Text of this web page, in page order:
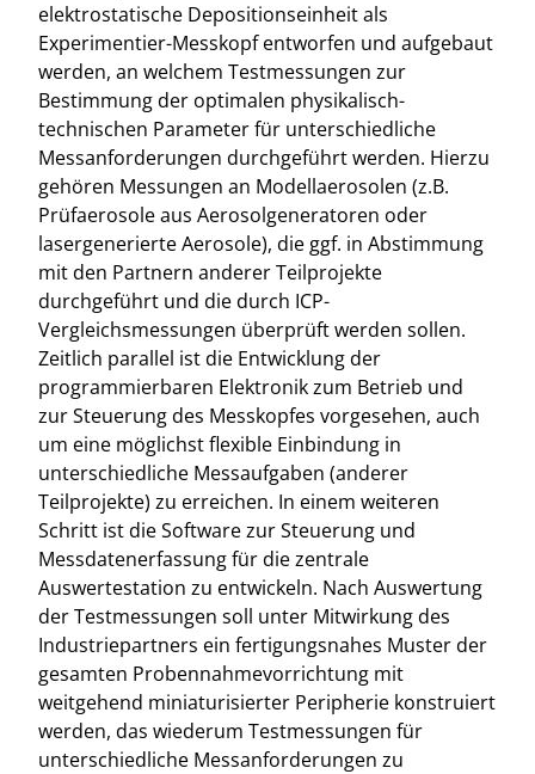
elektrostatische Depositionseinheit als
Experimentier-Messkopf entworfen und aufgebaut
werden, an welchem Testmessungen zur
Bestimmung der optimalen physikalisch-
technischen Parameter für unterschiedliche
Messanforderungen durchgeführt werden. Hierzu
gehören Messungen an Modellaerosolen (z.B.
Prüfaerosole aus Aerosolgeneratoren oder
lasergenerierte Aerosole), die ggf. in Abstimmung
mit den Partnern anderer Teilprojekte
durchgeführt und die durch ICP-
Vergleichsmessungen überprüft werden sollen.
Zeitlich parallel ist die Entwicklung der
programmierbaren Elektronik zum Betrieb und
zur Steuerung des Messkopfes vorgesehen, auch
um eine möglichst flexible Einbindung in
unterschiedliche Messaufgaben (anderer
Teilprojekte) zu erreichen. In einem weiteren
Schritt ist die Software zur Steuerung und
Messdatenerfassung für die zentrale
Auswertestation zu entwickeln. Nach Auswertung
der Testmessungen soll unter Mitwirkung des
Industriepartners ein fertigungsnahes Muster der
gesamten Probennahmevorrichtung mit
weitgehend miniaturisierter Peripherie konstruiert
werden, das wiederum Testmessungen für
unterschiedliche Messanforderungen zu